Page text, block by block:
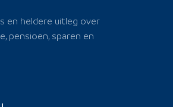
en heldere uitleg over
pensioen, sparen en